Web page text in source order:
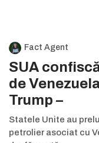
Fact Agent
SUA
de
Trump –
Statele Unite au
petrolier asociat cu